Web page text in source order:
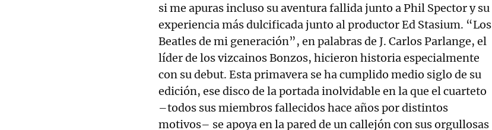
si me apuras incluso su aventura fallida junto a Phil Spector y su
experiencia más dulcificada junto al productor Ed Stasium. “Los
Beatles de mi generación”, en palabras de J. Carlos Parlange, el
líder de los vizcainos Bonzos, hicieron historia especialmente
con su debut. Esta primavera se ha cumplido medio siglo de su
edición, ese disco de la portada inolvidable en la que el cuarteto
–todos sus miembros fallecidos hace años por distintos
motivos– se apoya en la pared de un callejón con sus orgullosas